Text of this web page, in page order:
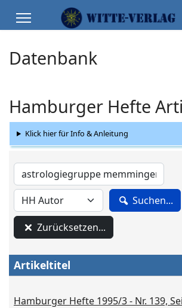
Datenbank
Hamburger Hefte
Klick hier für Info & Anleitung
Suchen...
Zurücksetzen...
Artikeltitel
Hamburger Hefte 1995/3 - Nr. 139,